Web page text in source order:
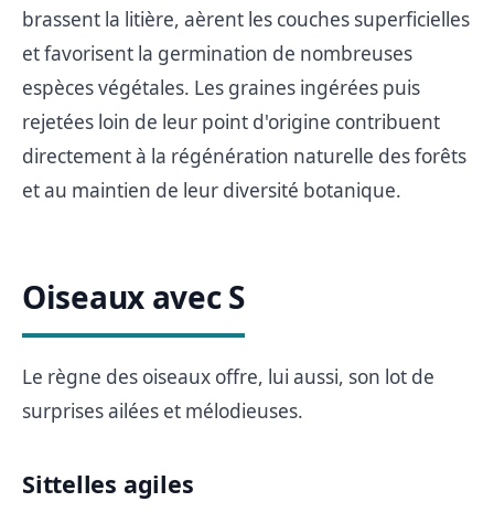
brassent la litière, aèrent les couches superficielles
et favorisent la germination de nombreuses
espèces végétales. Les graines ingérées puis
rejetées loin de leur point d'origine contribuent
directement à la régénération naturelle des forêts
et au maintien de leur diversité botanique.
Oiseaux avec S
Le règne des oiseaux offre, lui aussi, son lot de
surprises ailées et mélodieuses.
Sittelles agiles